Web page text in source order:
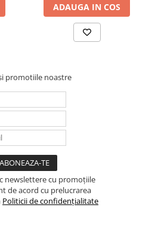
a
ADAUGA IN COS
promotiile noastre
newslettere cu promoțiile
de acord cu prelucrarea
Politicii de confidențialitate